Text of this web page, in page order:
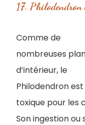
17. Philodendron
Comme de
nombreuses
d’intérieur, le
Philodendron est
toxique pour les
Son ingestion ou